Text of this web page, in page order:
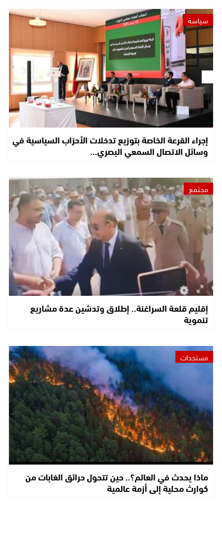
سياسة
إجراء القرعة الخاصة بتوزيع تدخلات الأحزاب السياسية في
وسائل الاتصال السمعي البصري…
مجتمع
إقليم قلعة السراغنة.. إطلاق وتدشين عدة مشاريع
تنموية
مستجدات
ماذا يحدث في العالم؟.. حين تتحول حرائق الغابات من
كوارث محلية إلى أزمة عالمية